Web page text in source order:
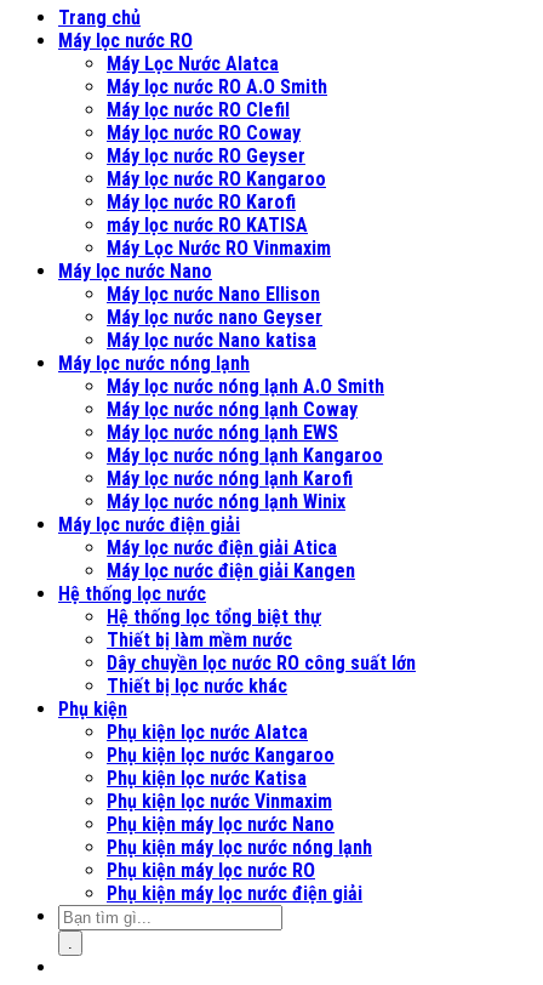
Trang chủ
Máy lọc nước RO
Máy Lọc Nước Alatca
Máy lọc nước RO A.O Smith
Máy lọc nước RO Clefil
Máy lọc nước RO Coway
Máy lọc nước RO Geyser
Máy lọc nước RO Kangaroo
Máy lọc nước RO Karofi
máy lọc nước RO KATISA
Máy Lọc Nước RO Vinmaxim
Máy lọc nước Nano
Máy lọc nước Nano Ellison
Máy lọc nước nano Geyser
Máy lọc nước Nano katisa
Máy lọc nước nóng lạnh
Máy lọc nước nóng lạnh A.O Smith
Máy lọc nước nóng lạnh Coway
Máy lọc nước nóng lạnh EWS
Máy lọc nước nóng lạnh Kangaroo
Máy lọc nước nóng lạnh Karofi
Máy lọc nước nóng lạnh Winix
Máy lọc nước điện giải
Máy lọc nước điện giải Atica
Máy lọc nước điện giải Kangen
Hệ thống lọc nước
Hệ thống lọc tổng biệt thự
Thiết bị làm mềm nước
Dây chuyền lọc nước RO công suất lớn
Thiết bị lọc nước khác
Phụ kiện
Phụ kiện lọc nước Alatca
Phụ kiện lọc nước Kangaroo
Phụ kiện lọc nước Katisa
Phụ kiện lọc nước Vinmaxim
Phụ kiện máy lọc nước Nano
Phụ kiện máy lọc nước nóng lạnh
Phụ kiện máy lọc nước RO
Phụ kiện máy lọc nước điện giải
.